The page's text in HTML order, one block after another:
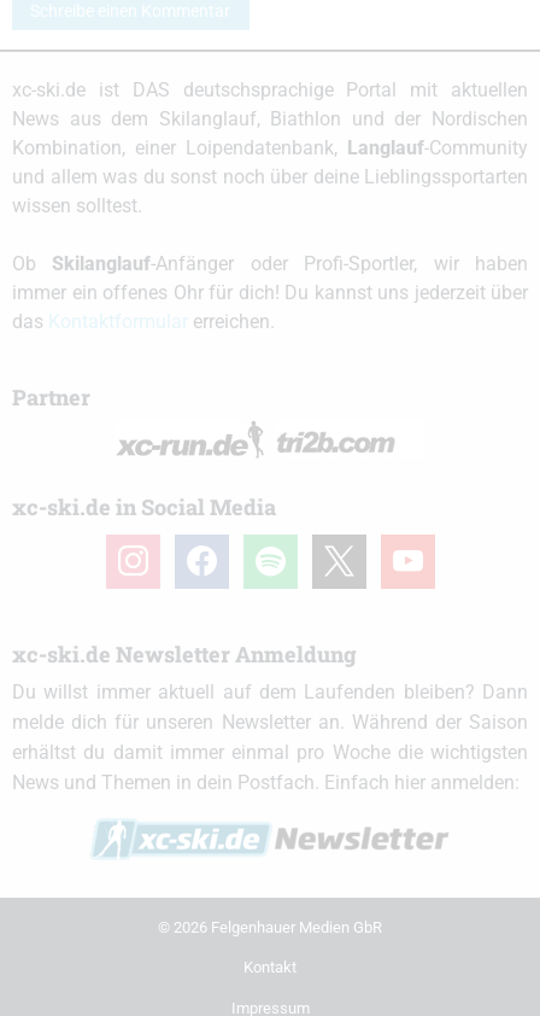
Schreibe einen Kommentar
xc-ski.de ist DAS deutschsprachige Portal mit aktuellen
News aus dem Skilanglauf, Biathlon und der Nordischen
Kombination, einer Loipendatenbank,
Langlauf-Community
und allem was du sonst noch über deine Lieblingssportarten
wissen solltest.
Ob Skilanglauf-Anfänger oder Profi-Sportler, wir haben
immer ein offenes Ohr für dich! Du kannst uns jederzeit über
das
erreichen.
Partner
xc-ski.de in Social Media
instagramfacebook spotify youtube
xc-ski.de Newsletter Anmeldung
Du willst immer aktuell auf dem Laufenden bleiben? Dann
melde dich für unseren Newsletter an. Während der Saison
erhältst du damit immer einmal pro Woche die wichtigsten
News und Themen in dein Postfach. Einfach hier anmelden:
© 2026 Felgenhauer Medien GbR
Kontakt
Impressum